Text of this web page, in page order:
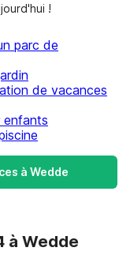
!
parc de
de vacances
à Wedde
à Wedde